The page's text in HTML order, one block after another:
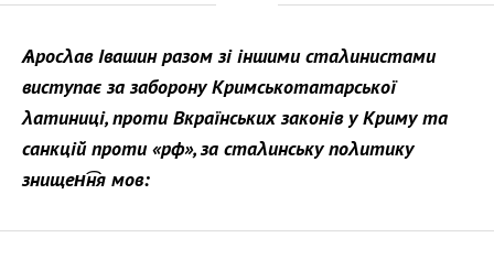
Ѧросλав Івашин разом зі іншими стаλинистами
виступає за заборону Кримськотатарської
λатиниці, проти Вкраїнських законів у Криму та
санкцій проти «рф», за стаλинську поλитику
знищен͡ня мов: